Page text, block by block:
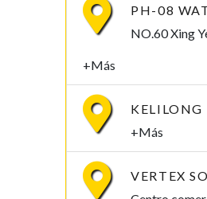
+Más
KELILONG
+Más